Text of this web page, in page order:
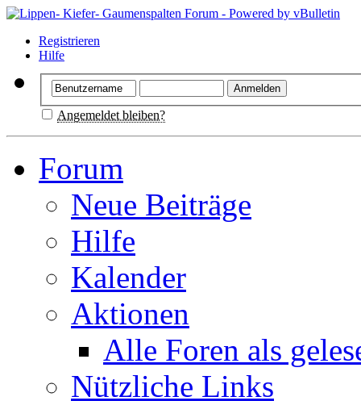
Registrieren
Hilfe
Angemeldet bleiben?
Forum
Neue Beiträge
Hilfe
Kalender
Aktionen
Alle Foren als
Nützliche Links